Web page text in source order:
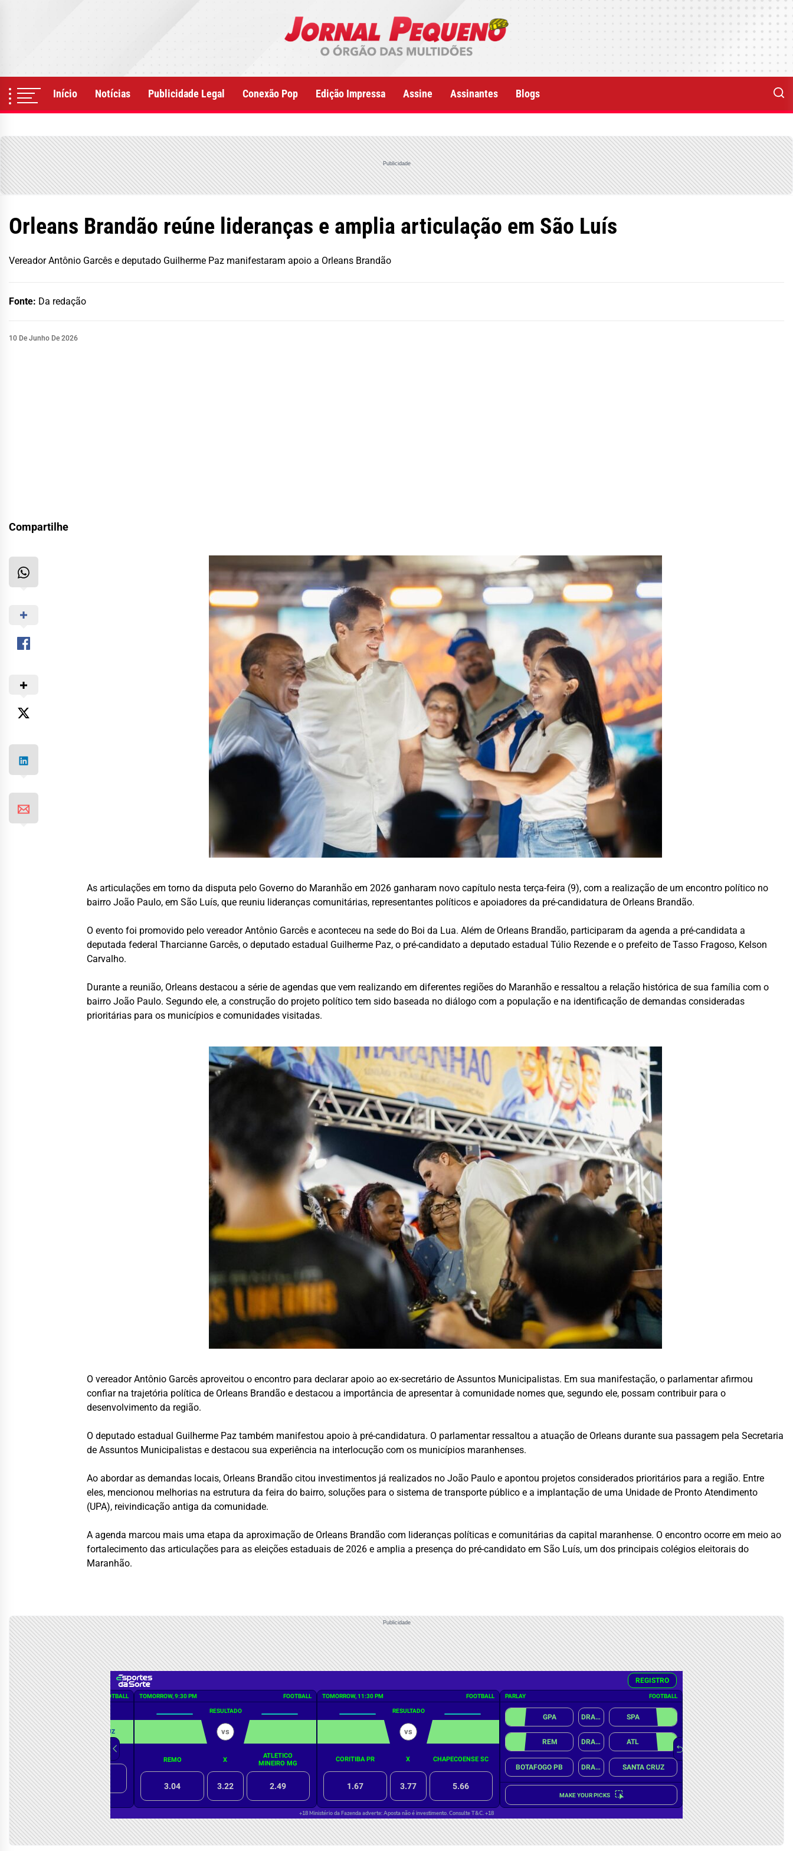
Início Notícias Publicidade Legal Conexão Pop Edição Impressa Assine Assinantes Blogs
Publicidade
Orleans Brandão reúne lideranças e amplia articulação em São Luís
Vereador Antônio Garcês e deputado Guilherme Paz manifestaram apoio a Orleans Brandão
Fonte: Da redação
10 De Junho De 2026
Compartilhe
As articulações em torno da disputa pelo Governo do Maranhão em 2026 ganharam novo capítulo nesta terça-feira (9), com a realização de um encontro político no
bairro João Paulo, em São Luís, que reuniu lideranças comunitárias, representantes políticos e apoiadores da pré-candidatura de Orleans Brandão.
O evento foi promovido pelo vereador Antônio Garcês e aconteceu na sede do Boi da Lua. Além de Orleans Brandão, participaram da agenda a pré-candidata a
deputada federal Tharcianne Garcês, o deputado estadual Guilherme Paz, o pré-candidato a deputado estadual Túlio Rezende e o prefeito de Tasso Fragoso, Kelson
Carvalho.
Durante a reunião, Orleans destacou a série de agendas que vem realizando em diferentes regiões do Maranhão e ressaltou a relação histórica de sua família com o
bairro João Paulo. Segundo ele, a construção do projeto político tem sido baseada no diálogo com a população e na identificação de demandas consideradas
prioritárias para os municípios e comunidades visitadas.
O vereador Antônio Garcês aproveitou o encontro para declarar apoio ao ex-secretário de Assuntos Municipalistas. Em sua manifestação, o parlamentar afirmou
confiar na trajetória política de Orleans Brandão e destacou a importância de apresentar à comunidade nomes que, segundo ele, possam contribuir para o
desenvolvimento da região.
O deputado estadual Guilherme Paz também manifestou apoio à pré-candidatura. O parlamentar ressaltou a atuação de Orleans durante sua passagem pela Secretaria
de Assuntos Municipalistas e destacou sua experiência na interlocução com os municípios maranhenses.
Ao abordar as demandas locais, Orleans Brandão citou investimentos já realizados no João Paulo e apontou projetos considerados prioritários para a região. Entre
eles, mencionou melhorias na estrutura da feira do bairro, soluções para o sistema de transporte público e a implantação de uma Unidade de Pronto Atendimento
(UPA), reivindicação antiga da comunidade.
A agenda marcou mais uma etapa da aproximação de Orleans Brandão com lideranças políticas e comunitárias da capital maranhense. O encontro ocorre em meio ao
fortalecimento das articulações para as eleições estaduais de 2026 e amplia a presença do pré-candidato em São Luís, um dos principais colégios eleitorais do
Maranhão.
Publicidade